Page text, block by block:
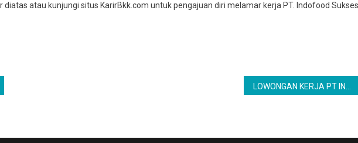
atau kunjungi situs KarirBkk.com untuk pengajuan diri melamar kerja PT. Indofood Sukses